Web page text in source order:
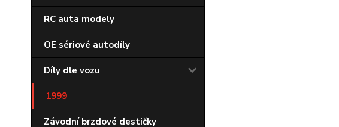
RC auta modely
OE sériové autodíly
Díly dle vozu
1999
Závodní brzdové destičky